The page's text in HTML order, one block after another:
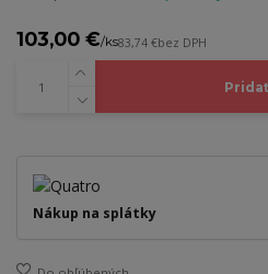
103,00 €/ks83,74 €bez DPH
Nákup na splátky